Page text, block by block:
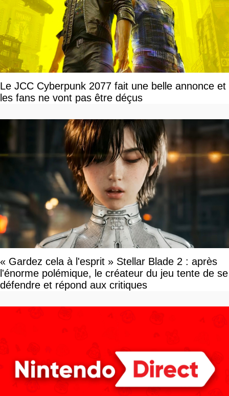
Le JCC Cyberpunk 2077 fait une belle annonce et
les fans ne vont pas être déçus
« Gardez cela à l'esprit » Stellar Blade 2 : après
l'énorme polémique, le créateur du jeu tente de se
défendre et répond aux critiques